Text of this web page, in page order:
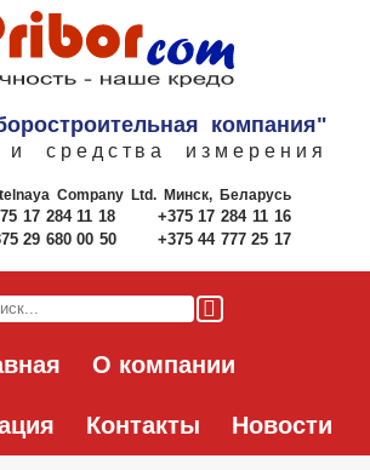
компания"
средства измерения
Company Ltd.Минск, Беларусь
17 284 11 18
+375 17 284 11 16
29 680 00 50 +375 44 777 25 17
О компании
Контакты Новости